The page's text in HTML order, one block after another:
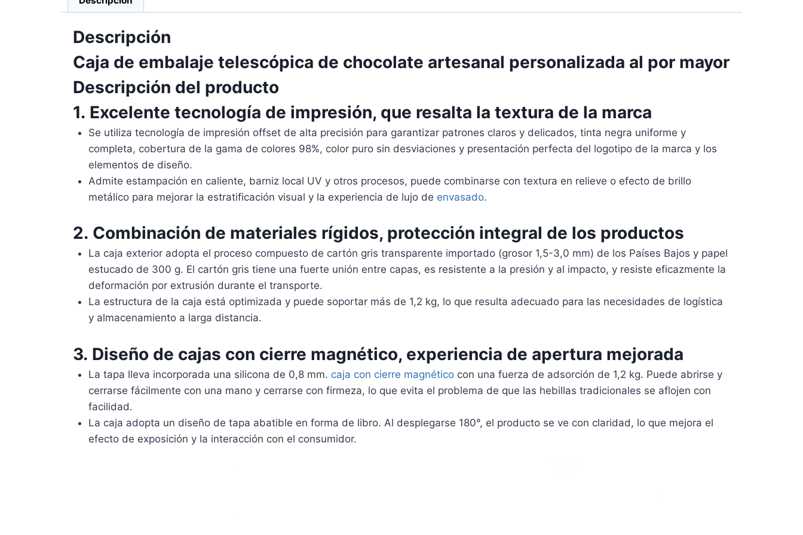
Descripción
Caja de embalaje telescópica de chocolate artesanal personalizada al por mayor
Descripción del producto
1. Excelente tecnología de impresión, que resalta la textura de la marca
Se utiliza tecnología de impresión offset de alta precisión para garantizar patrones claros y delicados, tinta negra uniforme y
completa, cobertura de la gama de colores 98%, color puro sin desviaciones y presentación perfecta del logotipo de la marca y los
elementos de diseño.
Admite estampación en caliente, barniz local UV y otros procesos, puede combinarse con textura en relieve o efecto de brillo
metálico para mejorar la estratificación visual y la experiencia de lujo de envasado.
2. Combinación de materiales rígidos, protección integral de los productos
La caja exterior adopta el proceso compuesto de cartón gris transparente importado (grosor 1,5-3,0 mm) de los Países Bajos y papel
estucado de 300 g. El cartón gris tiene una fuerte unión entre capas, es resistente a la presión y al impacto, y resiste eficazmente la
deformación por extrusión durante el transporte.
La estructura de la caja está optimizada y puede soportar más de 1,2 kg, lo que resulta adecuado para las necesidades de logística
y almacenamiento a larga distancia.
3. Diseño de cajas con cierre magnético, experiencia de apertura mejorada
La tapa lleva incorporada una silicona de 0,8 mm. caja con cierre magnéticocon una fuerza de adsorción de 1,2 kg. Puede abrirse y
cerrarse fácilmente con una mano y cerrarse con firmeza, lo que evita el problema de que las hebillas tradicionales se aflojen con
facilidad.
La caja adopta un diseño de tapa abatible en forma de libro. Al desplegarse 180°, el producto se ve con claridad, lo que mejora el
efecto de exposición y la interacción con el consumidor.